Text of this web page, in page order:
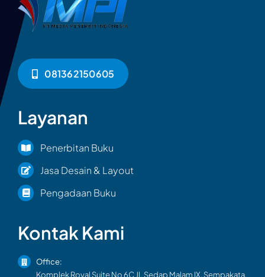
081362150605
Layanan
Penerbitan Buku
Jasa Desain & Layout
Pengadaan Buku
Kontak Kami
Office:
Komplek Royal Suite No 6C Jl. Sedap Malam IX, Sempakata,